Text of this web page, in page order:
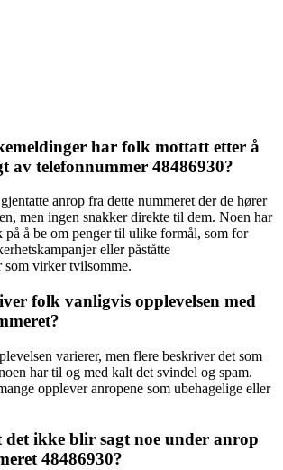
har folk mottatt etter å
av telefonnummer 48486930?
anrop fra dette nummeret der de hører
men ingen snakker direkte til dem. Noen har
på å be om penger til ulike formål, som for
eller påståtte
som virker tvilsomme.
folk vanligvis opplevelsen med
varierer, men flere beskriver det som
har til og med kalt det svindel og spam.
opplever anropene som ubehagelige eller
ikke blir sagt noe under anrop
48486930?